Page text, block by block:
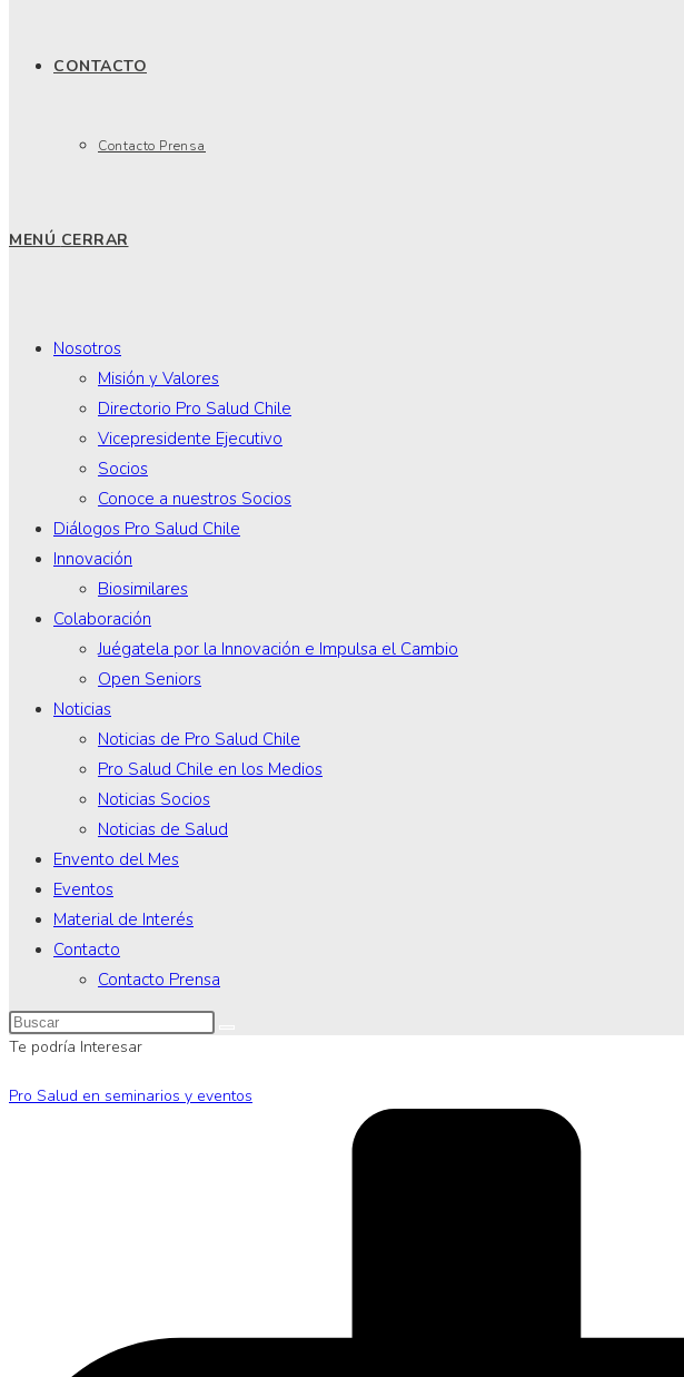
CONTACTO
Contacto Prensa
MENÚ CERRAR
Nosotros
Misión y Valores
Directorio Pro Salud Chile
Vicepresidente Ejecutivo
Socios
Conoce a nuestros Socios
Diálogos Pro Salud Chile
Innovación
Biosimilares
Colaboración
Juégatela por la Innovación e Impulsa el Cambio
Open Seniors
Noticias
Noticias de Pro Salud Chile
Pro Salud Chile en los Medios
Noticias Socios
Noticias de Salud
Envento del Mes
Eventos
Material de Interés
Contacto
Contacto Prensa
Te podría Interesar
Pro Salud en seminarios y eventos